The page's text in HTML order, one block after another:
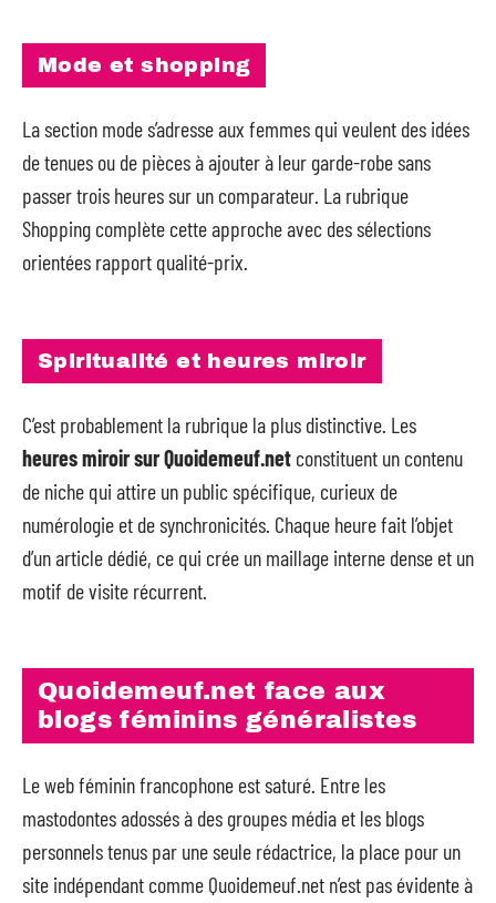
Mode et shopping
La section mode s’adresse aux femmes qui veulent des idées
de tenues ou de pièces à ajouter à leur garde-robe sans
passer trois heures sur un comparateur. La rubrique
Shopping complète cette approche avec des sélections
orientées rapport qualité-prix.
Spiritualité et heures miroir
C’est probablement la rubrique la plus distinctive. Les
heures miroir sur Quoidemeuf.net constituent un contenu
de niche qui attire un public spécifique, curieux de
numérologie et de synchronicités. Chaque heure fait l’objet
d’un article dédié, ce qui crée un maillage interne dense et un
motif de visite récurrent.
Quoidemeuf.net face aux
blogs féminins généralistes
Le web féminin francophone est saturé. Entre les
mastodontes adossés à des groupes média et les blogs
personnels tenus par une seule rédactrice, la place pour un
site indépendant comme Quoidemeuf.net n’est pas évidente à